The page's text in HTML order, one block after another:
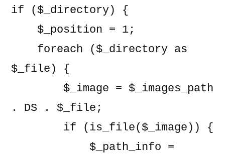
if ($_directory) {
$_file) {
. DS . $_file;